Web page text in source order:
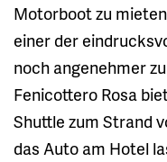
Motorboot zu
einer der
noch angenehmer
Fenicottero Rosa
Shuttle zum Strand
das Auto am Hotel